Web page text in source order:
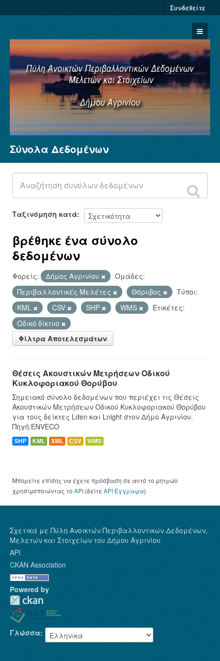
Συνδεθείτε
Σύνολα Δεδομένων
Φορείς
Ομάδες
Σχετικά
Σύνολα Δεδομένων
Ταξινόμηση κατά
βρέθηκε ένα σύνολο
δεδομένων
Φορείς: Δήμος Αγρινίου
Ομάδες:
Περιβαλλοντικές Μελέτες
Θόρυβος
Τύποι:
KML
CSV SHP WMS
Ετικέτες:
Οδικό δίκτυο
Φίλτρα Αποτελεσμάτων
Θέσεις Ακουστικών Μετρήσεων Οδικού
Κυκλοφοριακού Θορύβου
Σημειακό σύνολο δεδομένων που περιέχει τις Θέσεις
Ακουστικών Μετρήσεων Οδικού Κυκλοφοριακού Θορύβου
για τους δείκτες Lden και Lnight στον Δήμο Αγρινίου.
Πηγή:ENVECO
SHP KML XML CSV WMS
Μπορείτε επίσης να έχετε πρόσβαση σε αυτό το μητρώο
χρησιμοποιώντας το API (δείτε API Έγγραφα).
Σχετικά με Πύλη Ανοικτών Περιβαλλοντικών Δεδομένων,
Μελετών και Στοιχείων του Δήμου Αγρινίου
API
CKAN Association
Powered by
Γλώσσα